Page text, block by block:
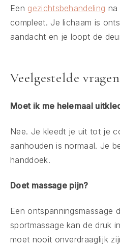
Een gezichtsbehandeling na
compleet. Je lichaam is
aandacht en je loopt de
Veelgestelde
Moet ik me helemaal
Nee. Je kleedt je uit tot je
aanhouden is normaal. Je
handdoek.
Doet massage pijn?
Een ontspanningsmassage
sportmassage kan de druk
moet nooit onverdraaglijk